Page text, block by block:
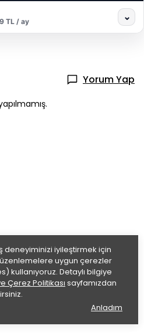
deneyiminizi iyileştirmek için
uygun çerezler
kullanıyoruz. Detaylı bilgiye
Çerez Politikası sayfamızdan
Anladım
TL / ay ⌄
Yorum Yap